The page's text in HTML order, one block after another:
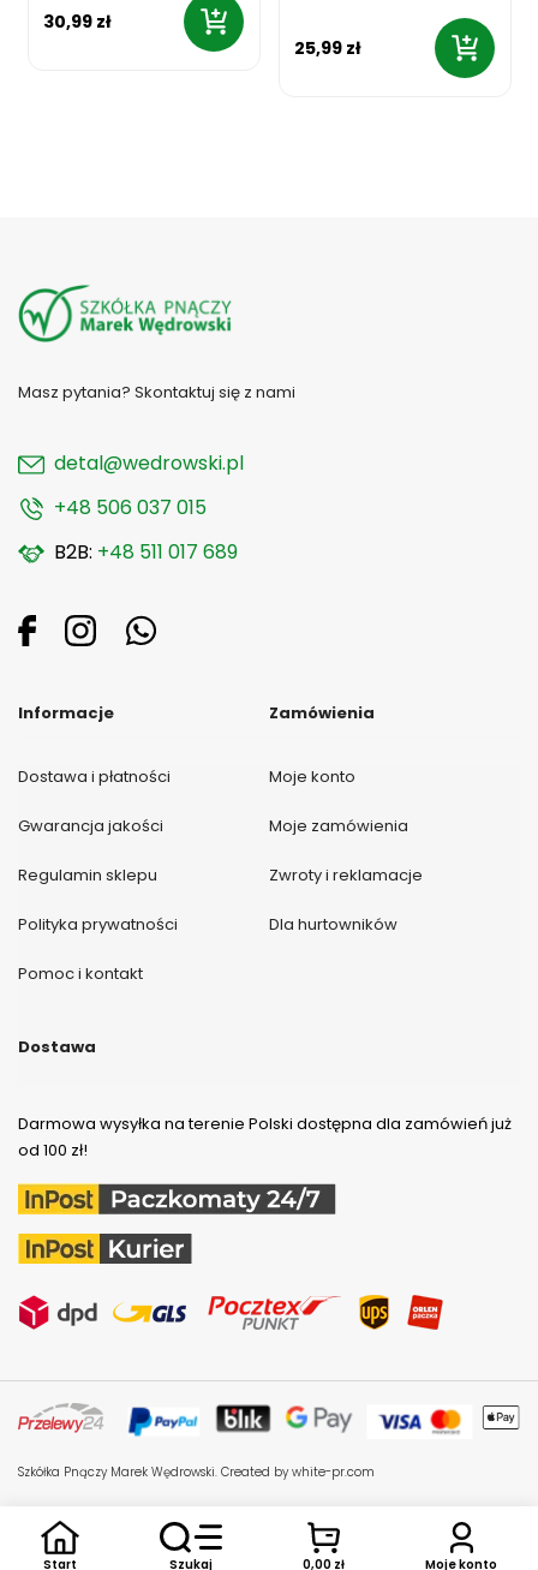
30,99 zł
25,99 zł
Masz pytania? Skontaktuj się z nami
detal@wedrowski.pl
+48 506 037 015
B2B: +48 511 017 689
Informacje
Dostawa i płatności
Gwarancja jakości
Regulamin sklepu
Polityka prywatności
Pomoc i kontakt
Zamówienia
Moje konto
Moje zamówienia
Zwroty i reklamacje
Dla hurtowników
Dostawa
Darmowa wysyłka na terenie Polski dostępna dla zamówień już
od 100 zł!
Szkółka Pnączy Marek Wędrowski. Created by white-pr.com
Start Szukaj 0,00 zł Moje konto